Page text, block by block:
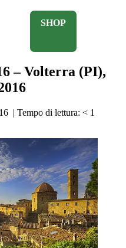
SHOP
– Volterra (PI),
| Tempo di lettura: < 1